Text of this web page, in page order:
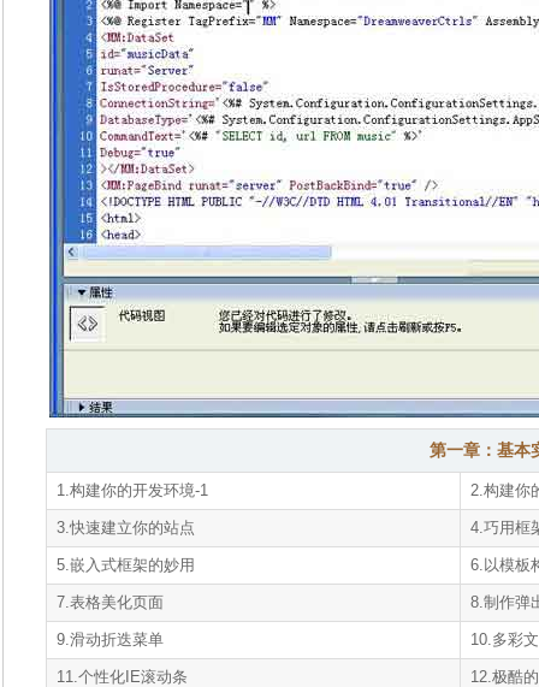
第一章：基本
1.构建你的开发环境-1 2.构建你
3.快速建立你的站点 4.巧用框
5.嵌入式框架的妙用 6.以模板
7.表格美化页面 8.制作弹
9.滑动折迭菜单 10.多彩
11.个性化IE滚动条 12.极酷